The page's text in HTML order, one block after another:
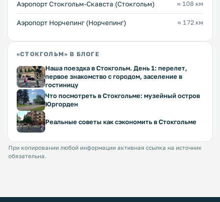
Аэропорт Стокгольм-Скавста (Стокгольм) ≈ 108 км
Аэропорт Норчепинг (Норчепинг) ≈ 172 км
«СТОКГОЛЬМ» В БЛОГЕ
Наша поездка в Стокгольм. День 1: перелет,
первое знакомство с городом, заселение в
гостиницу
Что посмотреть в Стокгольме: музейный остров
Юргорден
Реальные советы как сэкономить в Стокгольме
При копировании любой информации активная ссылка на источник
обязательна.